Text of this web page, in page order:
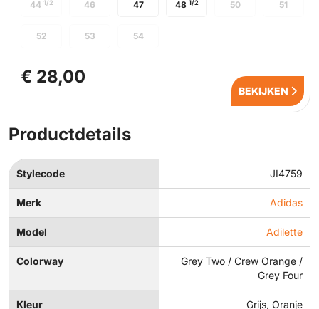
47 48 1/2
44 1/2 46 50 51
52 53 54
€ 28,00
BEKIJKEN
Productdetails
Stylecode JI4759
Merk Adidas
Model Adilette
Colorway
Grey Two / Crew Orange /
Grey Four
Kleur Grijs, Oranje